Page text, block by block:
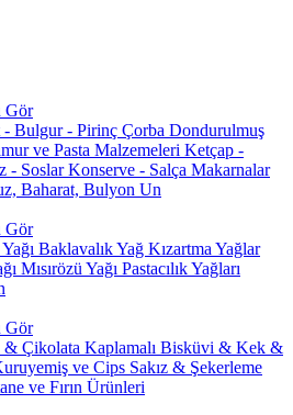
Gör
Bulgur - Pirinç Çorba Dondurulmuş
ve Pasta Malzemeleri Ketçap -
- SoslarKonserve - Salça Makarnalar
Baharat, Bulyon Un
Gör
Baklavalık Yağ Kızartma Yağlar
Mısırözü Yağı Pastacılık Yağları
Gör
Çikolata Kaplamalı Bisküvi & Kek &
ve Cips Sakız & Şekerleme
ve Fırın Ürünleri